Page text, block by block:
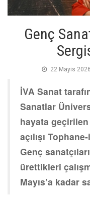
Genç
22 Mayis 2026
İVA Sanat
Sanatlar
hayata
açılışı
Genç
ürettikleri
Mayıs’a kadar